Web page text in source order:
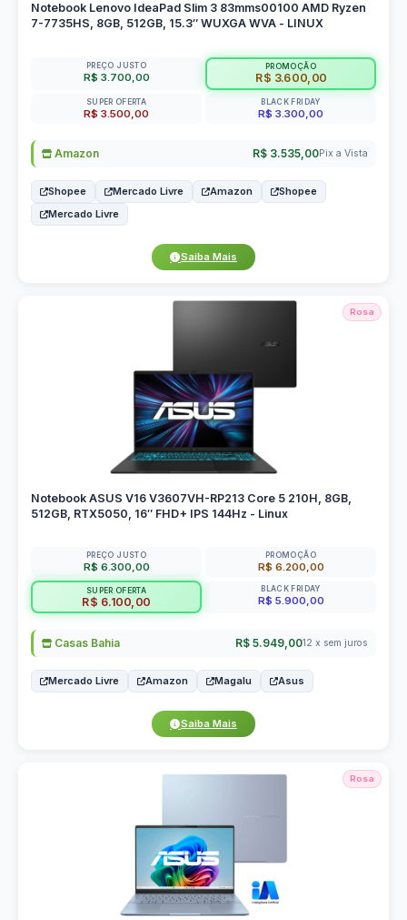
Notebook Lenovo IdeaPad Slim 3 83mms00100 AMD Ryzen
7-7735HS, 8GB, 512GB, 15.3″ WUXGA WVA - LINUX
PREÇO JUSTO
R$ 3.700,00
PROMOÇÃO
R$ 3.600,00
SUPER OFERTA
R$ 3.500,00
BLACK FRIDAY
R$ 3.300,00
Amazon R$ 3.535,00Pix a Vista
Shopee Mercado Livre Amazon
Shopee
Mercado Livre
Saiba Mais
Rosa
Notebook ASUS V16 V3607VH-RP213 Core 5 210H, 8GB,
512GB, RTX5050, 16″ FHD+ IPS 144Hz - Linux
PREÇO JUSTO
R$ 6.300,00
PROMOÇÃO
R$ 6.200,00
SUPER OFERTA
R$ 6.100,00
BLACK FRIDAY
R$ 5.900,00
Casas Bahia R$ 5.949,0012 x sem juros
Mercado Livre Amazon Magalu Asus
Saiba Mais
Rosa